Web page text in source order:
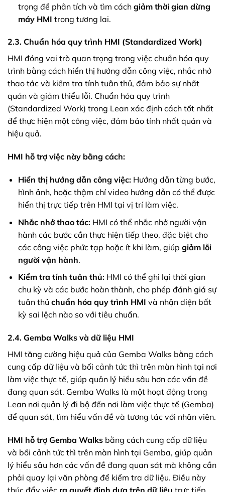
trọng để phân tích và tìm cách giảm thời gian dừng
máy HMI trong tương lai.
2.3. Chuẩn hóa quy trình HMI (Standardized Work)
HMI đóng vai trò quan trọng trong việc chuẩn hóa quy
trình bằng cách hiển thị hướng dẫn công việc, nhắc nhở
thao tác và kiểm tra tính tuân thủ, đảm bảo sự nhất
quán và giảm thiểu lỗi. Chuẩn hóa quy trình
(Standardized Work) trong Lean xác định cách tốt nhất
để thực hiện một công việc, đảm bảo tính nhất quán và
hiệu quả.
HMI hỗ trợ việc này bằng cách:
Hiển thị hướng dẫn công việc:Hướng dẫn từng bước,
hình ảnh, hoặc thậm chí video hướng dẫn có thể được
hiển thị trực tiếp trên HMI tại vị trí làm việc.
Nhắc nhở thao tác:HMI có thể nhắc nhở người vận
hành các bước cần thực hiện tiếp theo, đặc biệt cho
các công việc phức tạp hoặc ít khi làm, giúp giảm lỗi
người vận hành.
Kiểm tra tính tuân thủ:HMI có thể ghi lại thời gian
chu kỳ và các bước hoàn thành, cho phép đánh giá sự
tuân thủ chuẩn hóa quy trình HMI và nhận diện bất
kỳ sai lệch nào so với tiêu chuẩn.
2.4. Gemba Walks và dữ liệu HMI
HMI tăng cường hiệu quả của Gemba Walks bằng cách
cung cấp dữ liệu và bối cảnh tức thì trên màn hình tại nơi
làm việc thực tế, giúp quản lý hiểu sâu hơn các vấn đề
đang quan sát. Gemba Walks là một hoạt động trong
Lean nơi quản lý đi bộ đến nơi làm việc thực tế (Gemba)
để quan sát, tìm hiểu vấn đề và tương tác với nhân viên.
HMI hỗ trợ Gemba Walks bằng cách cung cấp dữ liệu
và bối cảnh tức thì trên màn hình tại Gemba, giúp quản
lý hiểu sâu hơn các vấn đề đang quan sát mà không cần
phải quay lại văn phòng để kiểm tra dữ liệu. Điều này
thúc đẩy việc ra quyết định dựa trên dữ liệu trực tiếp